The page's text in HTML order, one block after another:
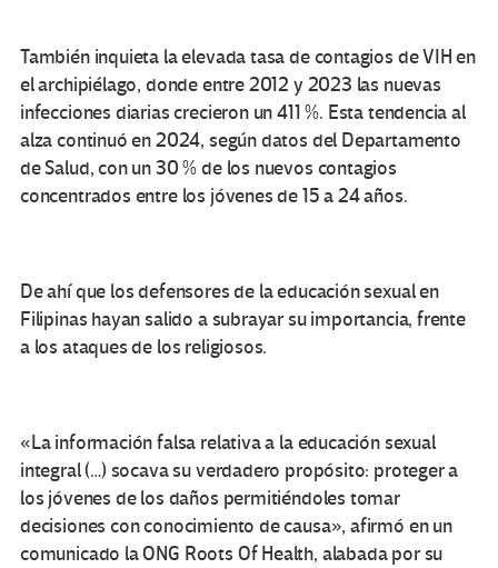
También inquieta la elevada tasa de contagios de VIH en
el archipiélago, donde entre 2012 y 2023 las nuevas
infecciones diarias crecieron un 411 %. Esta tendencia al
alza continuó en 2024, según datos del Departamento
de Salud, con un 30 % de los nuevos contagios
concentrados entre los jóvenes de 15 a 24 años.
De ahí que los defensores de la educación sexual en
Filipinas hayan salido a subrayar su importancia, frente
a los ataques de los religiosos.
«La información falsa relativa a la educación sexual
integral (…) socava su verdadero propósito: proteger a
los jóvenes de los daños permitiéndoles tomar
decisiones con conocimiento de causa», afirmó en un
comunicado la ONG Roots Of Health, alabada por su